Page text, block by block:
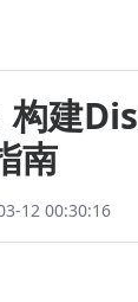
建
南
12 00:30:16